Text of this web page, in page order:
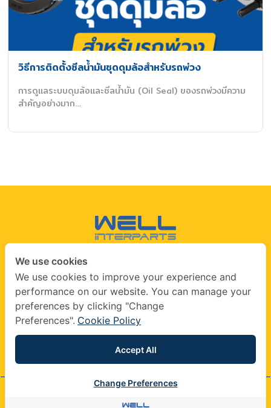
???? แหนบพาราโบลิค (Parabolic Spring) แหนบรถ
บรรทุกที่ช่วยลดน้ำหนักรถ
ผู้ใช้รถหลายคนคุ้นชินกับ แหนบหลายชั้นแบบเดิม ที่มีน้ำหนักมาก
info@wellinterparts.com
+(66) 02360 8841|+(66) 02360 8841- 2
wellinterparts
wellinterparts
We use cookies
We use cookies to improve your experience and
performance on our website. You can manage your
preferences by clicking "Change
Preferences". Cookie Policy
Accept All
Change Preferences